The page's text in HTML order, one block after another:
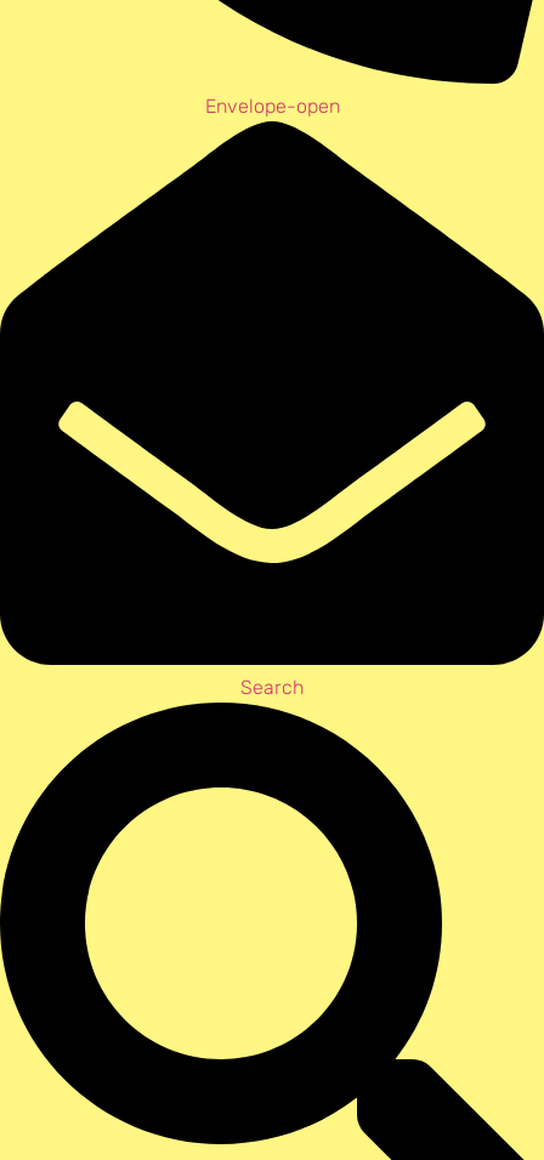
Envelope-open
Search